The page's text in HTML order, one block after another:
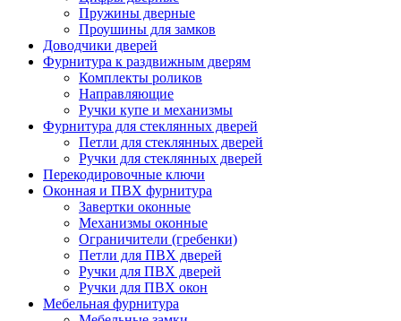
Пружины дверные
Проушины для замков
Доводчики дверей
Фурнитура к раздвижным дверям
Комплекты роликов
Направляющие
Ручки купе и механизмы
Фурнитура для стеклянных дверей
Петли для стеклянных дверей
Ручки для стеклянных дверей
Перекодировочные ключи
Оконная и ПВХ фурнитура
Завертки оконные
Механизмы оконные
Ограничители (гребенки)
Петли для ПВХ дверей
Ручки для ПВХ дверей
Ручки для ПВХ окон
Мебельная фурнитура